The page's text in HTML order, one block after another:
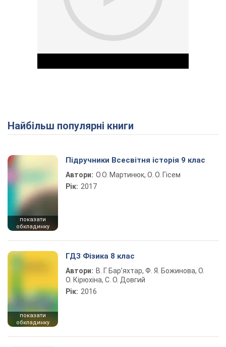
Play Video
Найбільш популярні книги
показати
обкладинку
Підручники Всесвітня історія 9 клас
Автори: О.О. Мартинюк, О. О. Гісем
Рік: 2017
показати
обкладинку
ГДЗ Фізика 8 клас
Автори: В. Г. Бар’яхтар, Ф. Я. Божинова, О.
О. Кірюхіна, С. О. Довгий
Рік: 2016